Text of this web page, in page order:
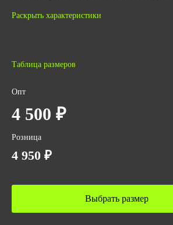
Гарантийный срок хранения
ГОСТ
ТР ТС 019/2011
Количество в упаковке
Вес за ед,кг
1.3
Объем упаковки,м3
Раскрыть характеристики
Таблица размеров
Опт
4 500 ₽
Розница
4 950 ₽
Выбрать размер